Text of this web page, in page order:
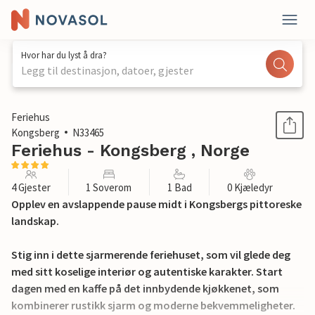
Hvor har du lyst å dra?
Legg til destinasjon, datoer, gjester
1 / 16
Feriehus
Kongsberg
N33465
Feriehus - Kongsberg , Norge
4 Gjester 1 Soverom 1 Bad 0 Kjæledyr
Opplev en avslappende pause midt i Kongsbergs pittoreske
landskap.
Stig inn i dette sjarmerende feriehuset, som vil glede deg
med sitt koselige interiør og autentiske karakter. Start
dagen med en kaffe på det innbydende kjøkkenet, som
kombinerer rustikk sjarm og moderne bekvemmeligheter.